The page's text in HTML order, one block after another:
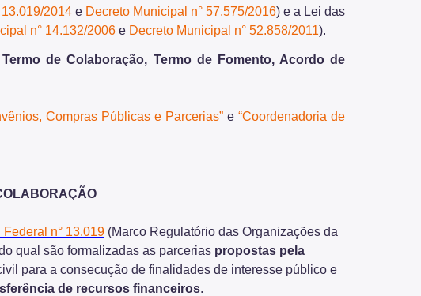
13.019/2014 e Decreto Municipal n° 57.575/2016) e a Lei das
n° 14.132/2006 e Decreto Municipal n° 52.858/2011).
Termo de Colaboração, Termo de Fomento, Acordo de
Compras Públicas e Parcerias”e “Coordenadoria de
Federal n° 13.019(Marco Regulatório das Organizações da
qual são formalizadas as parcerias propostas pela
para a consecução de finalidades de interesse público e
de recursos financeiros.